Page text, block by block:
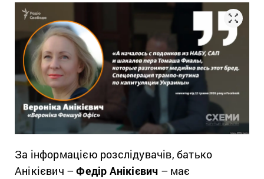
За інформацією розслідувачів, батько
Анікієвич –Федір Анікієвич – має